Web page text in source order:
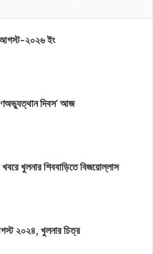
২০২৬ ইং
দিবস’ আজ
খবরে খুলনার শিববাড়িতে বিজয়োল্লাস
২০২৪, খুলনার চিত্র